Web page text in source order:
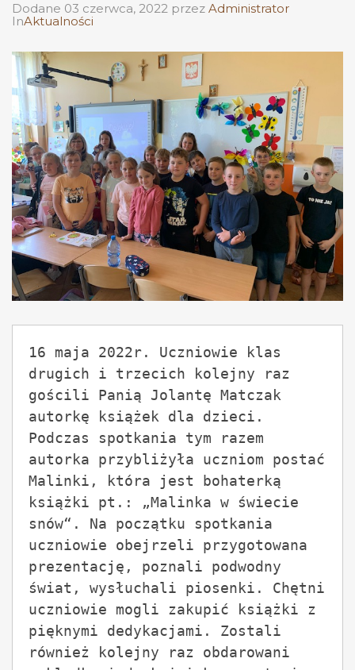
Dodane 03 czerwca, 2022 przez Administrator
InAktualności
16 maja 2022r. Uczniowie klas
drugich i trzecich kolejny raz
gościli Panią Jolantę Matczak
autorkę książek dla dzieci.
Podczas spotkania tym razem
autorka przybliżyła uczniom postać
Malinki, która jest bohaterką
książki pt.: „Malinka w świecie
snów“. Na początku spotkania
uczniowie obejrzeli przygotowana
prezentację, poznali podwodny
świat, wysłuchali piosenki. Chętni
uczniowie mogli zakupić książki z
pięknymi dedykacjami. Zostali
również kolejny raz obdarowani